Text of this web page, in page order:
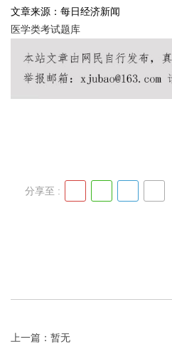
文章来源：每日经济新闻
医学类考试题库
分享至 :
上一篇：暂无